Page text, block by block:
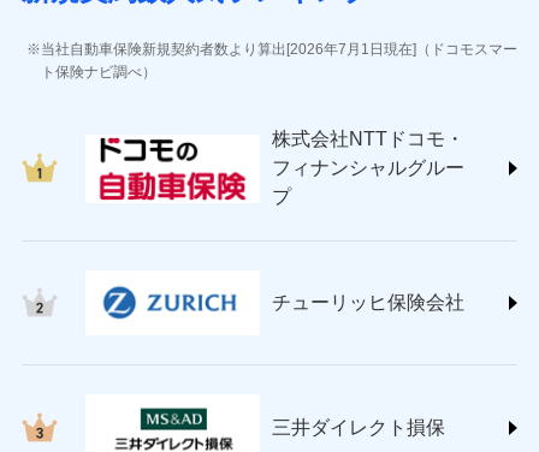
ソニー損害保険株式会社
(https://www.sonysonpo.co.jp/)
ＳＯＭＰＯダイレクト損害保険株式会社
(https://www.sompo-direct.co.jp/)
チューリッヒ保険会社 (https://www.zurich.co.jp/)
(https://www.nisshinfire.co.jp/)
(https://www.petfamilyins.co.jp/)
ins.com/)
三井ダイレクト損害保険株式会社
当社自動車保険新規契約者数より算出[2026年7月1日現在]（ドコモスマー
ト保険ナビ調べ）
株式会社NTTドコモ・
フィナンシャルグルー
プ
チューリッヒ保険会社
三井ダイレクト損保